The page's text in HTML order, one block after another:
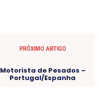
PRÓXIMO ARTIGO
Motorista de Pesados –
Portugal/Espanha